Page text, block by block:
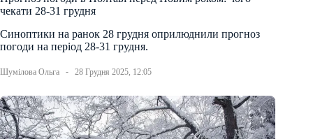
чекати 28-31 грудня
Синоптики на ранок 28 грудня оприлюднили прогноз
погоди на період 28-31 грудня.
Шумілова Ольга 28 Грудня 2025, 12:05